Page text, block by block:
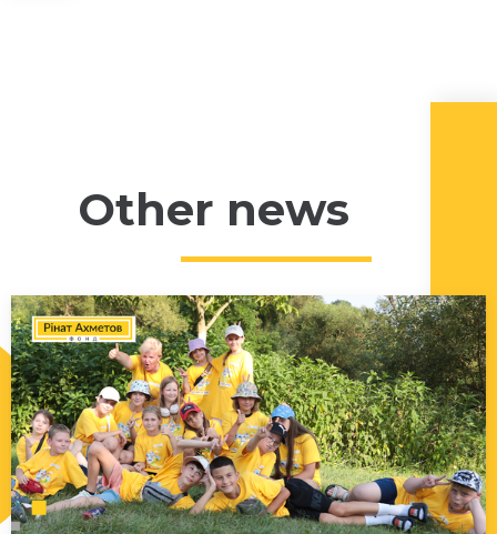
Other news